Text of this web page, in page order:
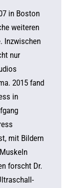
in Boston
weiteren
Inzwischen
nur
2015 fand
in
mit Bildern
forscht Dr.